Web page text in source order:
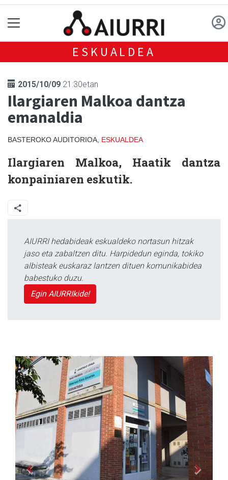
ESKUALDEA
2015/10/09 21:30etan
Ilargiaren Malkoa dantza
emanaldia
BASTEROKO AUDITORIOA, ESKUALDEA
Ilargiaren Malkoa, Haatik dantza
konpainiaren eskutik.
AIURRI hedabideak eskualdeko nortasun hitzak
jaso eta zabaltzen ditu. Harpidedun eginda, tokiko
albisteak euskaraz lantzen dituen komunikabidea
babestuko duzu.
Egin AIURRIkide!
Previous Next